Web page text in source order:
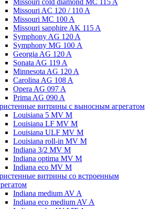
Missouri cold diamond MC 115 A
Missouri AC 120 / 110 A
Missouri MC 100 A
Missouri sapphire AK 115 A
Symphony AG 120 A
Symphony MG 100 А
Georgia AG 120 A
Sonata AG 119 A
Minnesota AG 120 A
Carolina AG 108 A
Opera AG 097 A
Prima AG 090 A
витрины с выносным агрегатом
Louisiana 5 MV M
Louisiana LF MV M
Louisiana ULF MV M
Louisiana roll-in MV M
Indiana 3/2 MV M
Indiana optima MV M
Indiana eco MV M
витрины со встроенным
Indiana medium AV A
Indiana eco medium AV A